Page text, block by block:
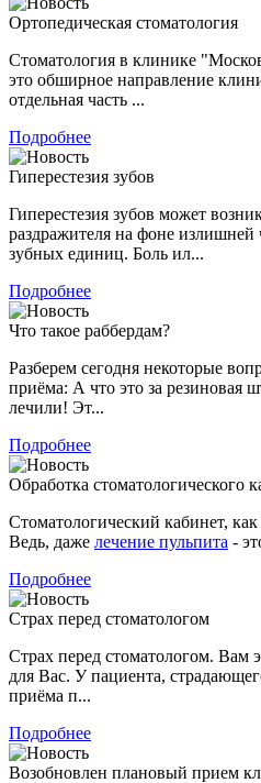
Ортопедическая стоматология
Стоматология в клинике
это обширное направление
отдельная часть ...
Подробнее
Гиперестезия зубов
Гиперестезия зубов может
раздражителя на фоне излишней
зубных единиц. Боль ил...
Подробнее
Что такое раббердам?
Разберем сегодня некоторые
приёма: А что это за резиновая
лечили! Эт...
Подробнее
Обработка стоматологического
Стоматологический кабинет,
Ведь, даже лечение пульпита -
Подробнее
Страх перед стоматологом
Страх перед стоматологом. Вам
для Вас. У пациента,
приёма п...
Подробнее
Возобновлен плановый прием